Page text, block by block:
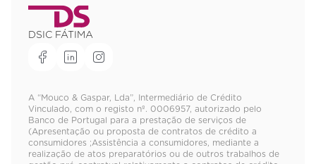
DSIC FÁTIMA
A “Mouco & Gaspar, Lda”, Intermediário de Crédito
Vinculado, com o registo nº. 0006957, autorizado pelo
Banco de Portugal para a prestação de serviços de
(Apresentação ou proposta de contratos de crédito a
consumidores ;Assistência a consumidores, mediante a
realização de atos preparatórios ou de outros trabalhos de